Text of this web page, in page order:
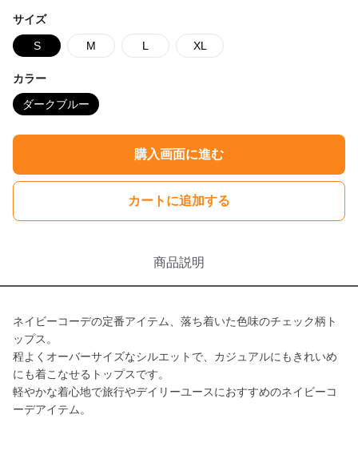
サイズ
S M L XL
カラー
ダークブルー
購入画面に進む
カートに追加する
商品説明
ネイビーコーデの定番アイテム、落ち着いた色味のチェック柄ト
ップス。
程よくオーバーサイズなシルエットで、カジュアルにもきれいめ
にも着こなせるトップスです。
軽やかな着心地で旅行やデイリーユースにおすすめのネイビーコ
ーデアイテム。